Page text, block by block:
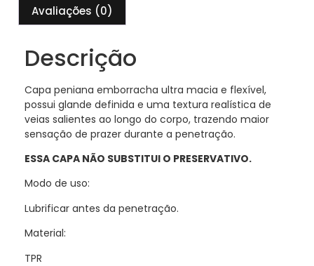
Avaliações (0)
Descrição
Capa peniana emborracha ultra macia e flexível,
possui glande definida e uma textura realística de
veias salientes ao longo do corpo, trazendo maior
sensação de prazer durante a penetração.
ESSA CAPA NÃO SUBSTITUI O PRESERVATIVO.
Modo de uso:
Lubrificar antes da penetração.
Material:
TPR